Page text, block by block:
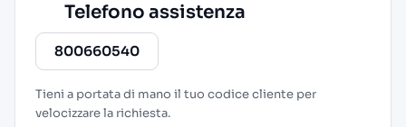
Telefono assistenza
800660540
Tieni a portata di mano il tuo codice cliente per
velocizzare la richiesta.